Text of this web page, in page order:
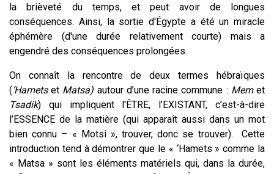
la brièveté du temps, et peut avoir de longues
conséquences. Ainsi, la sortie d'Égypte a été un miracle
éphémère (d'une durée relativement courte) mais a
engendré des conséquences prolongées.
On connaît la rencontre de deux termes hébraïques
(‘Hametset Matsa) autour d’une racine commune : Memet
Tsadik) qui impliquent l'ÊTRE, l’EXISTANT, c’est-à-dire
l’ESSENCE de la matière (qui apparaît aussi dans un mot
bien connu – « Motsi », trouver, donc se trouver). Cette
introduction tend à démontrer que le « ‘Hamets » comme la
« Matsa » sont les éléments matériels qui, dans la durée,